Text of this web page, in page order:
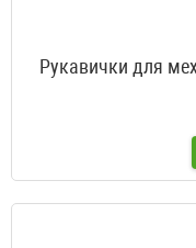
Рукавички для